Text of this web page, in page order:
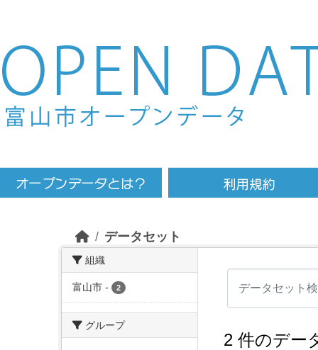
Skip to main content
データセット
組織
富山市 - 2
グループ
2 件のデー